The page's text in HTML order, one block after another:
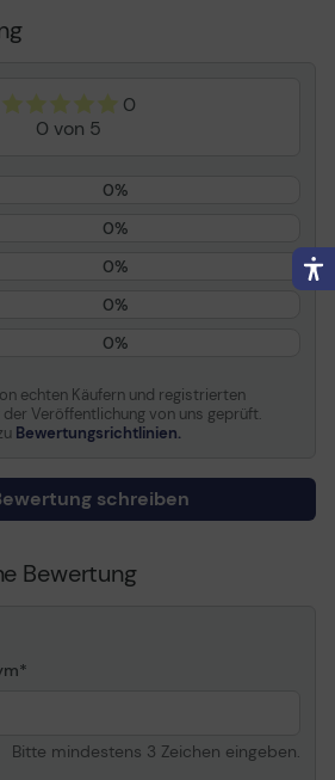
Kompatibilität
0
0 von 5
0%
0%
0%
0%
0%
echten Käufern und registrierten
Veröffentlichung von uns geprüft.
Bewertungsrichtlinien.
schreiben
Bewertung
Bitte mindestens 3 Zeichen eingeben.